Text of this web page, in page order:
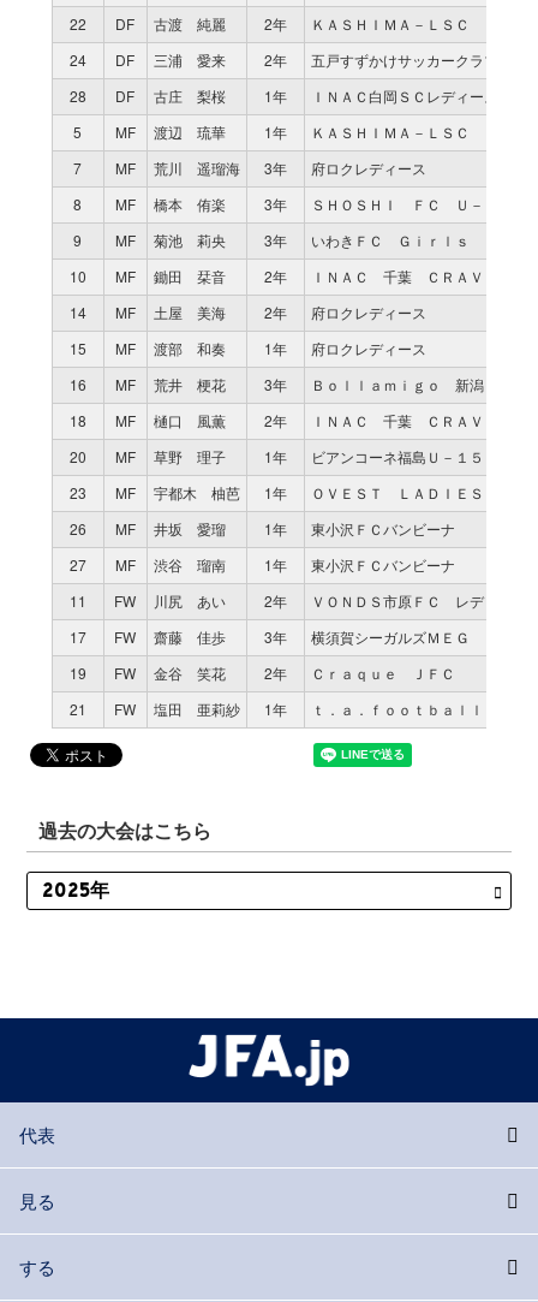
22
DF 古渡 純麗 2年
ＫＡＳＨＩＭＡ－ＬＳＣ
24
DF 三浦 愛来 2年
五戸すずかけサッカークラブ Ｕ
28
DF 古庄 梨桜 1年
ＩＮＡＣ白岡ＳＣレディース
5
MF 渡辺 琉華 1年
ＫＡＳＨＩＭＡ－ＬＳＣ
7
MF 荒川 遥瑠海 3年
府ロクレディース
8
MF 橋本 侑楽 3年
ＳＨＯＳＨＩ ＦＣ Ｕ－１５
9
MF 菊池 莉央 3年
いわきＦＣ Ｇｉｒｌｓ
10
MF 鋤田 栞音 2年
ＩＮＡＣ 千葉 ＣＲＡＶＯ Ｆ
14
MF 土屋 美海 2年
府ロクレディース
15
MF 渡部 和奏 1年
府ロクレディース
16
MF 荒井 梗花 3年
Ｂｏｌｌａｍｉｇｏ 新潟
18
MF 樋口 風薫 2年
ＩＮＡＣ 千葉 ＣＲＡＶＯ Ｆ
20
MF 草野 理子 1年
ビアンコーネ福島Ｕ－１５
23
MF 宇都木 柚芭 1年
ＯＶＥＳＴ ＬＡＤＩＥＳ
26
MF 井坂 愛瑠 1年
東小沢ＦＣバンビーナ
27
MF 渋谷 瑠南 1年
東小沢ＦＣバンビーナ
11
FW 川尻 あい 2年
ＶＯＮＤＳ市原ＦＣ レディース
17
FW 齋藤 佳歩 3年
横須賀シーガルズＭＥＧ
19
FW 金谷 笑花 2年
Ｃｒａｑｕｅ ＪＦＣ
21
FW 塩田 亜莉紗 1年 ｔ．ａ．ｆｏｏｔｂａｌｌ ｃｌ
過去の大会はこちら
代表
見る
する